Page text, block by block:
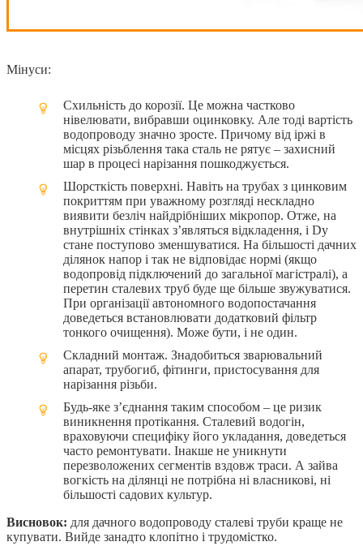
Мінуси:
Схильність до корозії. Це можна частково
нівелювати, вибравши оцинковку. Але тоді вартість
водопроводу значно зросте. Причому від іржі в
місцях різьблення така сталь не рятує – захисний
шар в процесі нарізання пошкоджується.
Шорсткість поверхні. Навіть на трубах з цинковим
покриттям при уважному розгляді нескладно
виявити безліч найдрібніших мікропор. Отже, на
внутрішніх стінках з’являться відкладення, і Dу
стане поступово зменшуватися. На більшості дачних
ділянок напор і так не відповідає нормі (якщо
водопровід підключений до загальної магістралі), а
перетин сталевих труб буде ще більше звужуватися.
При організації автономного водопостачання
доведеться встановлювати додатковий фільтр
тонкого очищення). Може бути, і не один.
Складний монтаж. Знадобиться зварювальний
апарат, трубогиб, фітинги, пристосування для
нарізання різьби.
Будь-яке з’єднання таким способом – це ризик
виникнення протікання. Сталевий водогін,
враховуючи специфіку його укладання, доведеться
часто ремонтувати. Інакше не уникнути
перезволожених сегментів вздовж траси. А зайва
вогкість на ділянці не потрібна ні власникові, ні
більшості садових культур.
Висновок: для дачного водопроводу сталеві труби краще не
купувати. Вийде занадто клопітно і трудомістко.